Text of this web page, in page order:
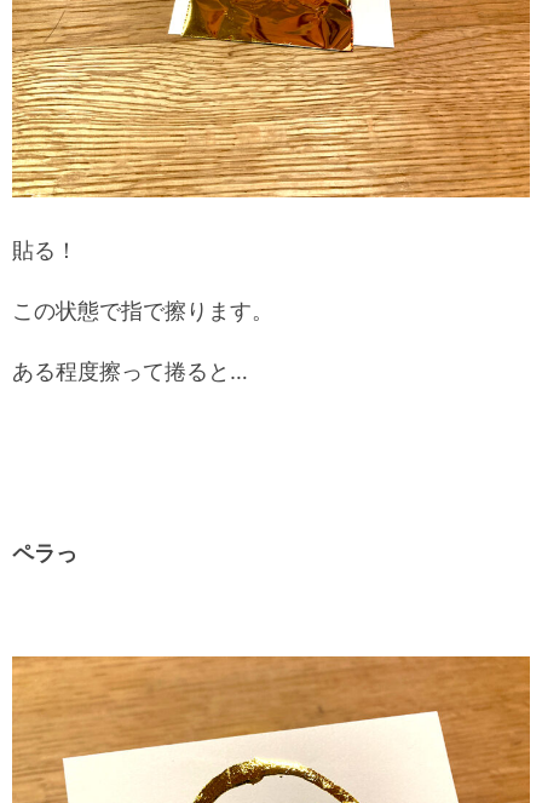
貼る！
この状態で指で擦ります。
ある程度擦って捲ると…
ペラっ